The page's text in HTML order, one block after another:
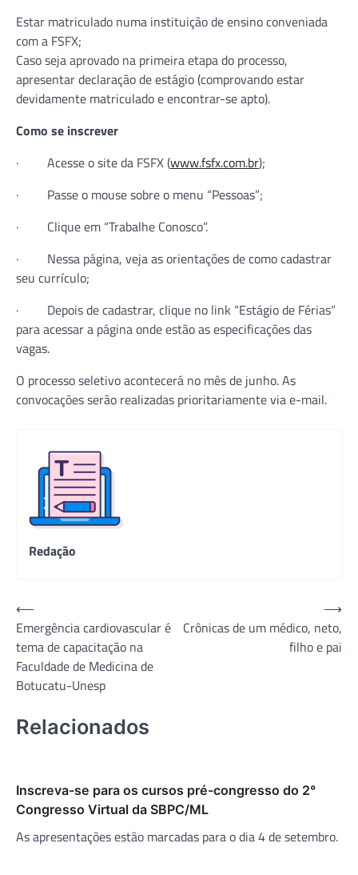
Estar matriculado numa instituição de ensino conveniada
com a FSFX;
Caso seja aprovado na primeira etapa do processo,
apresentar declaração de estágio (comprovando estar
devidamente matriculado e encontrar-se apto).
Como se inscrever
· Acesse o site da FSFX (www.fsfx.com.br);
· Passe o mouse sobre o menu “Pessoas”;
· Clique em “Trabalhe Conosco”.
· Nessa página, veja as orientações de como cadastrar
seu currículo;
· Depois de cadastrar, clique no link “Estágio de Férias”
para acessar a página onde estão as especificações das
vagas.
O processo seletivo acontecerá no mês de junho. As
convocações serão realizadas prioritariamente via e-mail.
Redação
Navegação
de
Post
⟵
Emergência cardiovascular é
tema de capacitação na
Faculdade de Medicina de
Botucatu-Unesp
Crônicas de um médico, neto,
filho e pai
⟶
Relacionados
Inscreva-se para os cursos pré-congresso do 2°
Congresso Virtual da SBPC/ML
As apresentações estão marcadas para o dia 4 de setembro.